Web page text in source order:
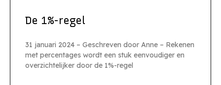
De 1%-regel
31 januari 2024 – Geschreven door Anne – Rekenen
met percentages wordt een stuk eenvoudiger en
overzichtelijker door de 1%-regel